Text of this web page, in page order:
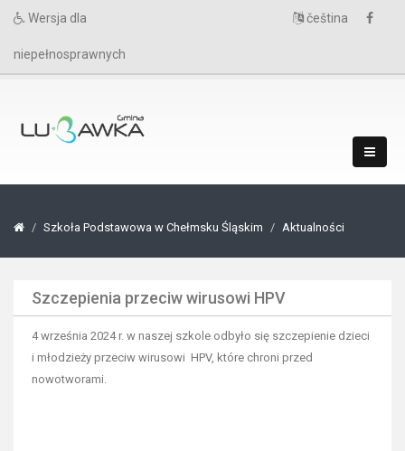
Wersja dla
niepełnosprawnych
čeština
Szkoła Podstawowa w Chełmsku Śląskim Aktualności
Szczepienia przeciw wirusowi HPV
4 września 2024 r. w naszej szkole odbyło się szczepienie dzieci
i młodzieży przeciw wirusowi HPV, które chroni przed
nowotworami.